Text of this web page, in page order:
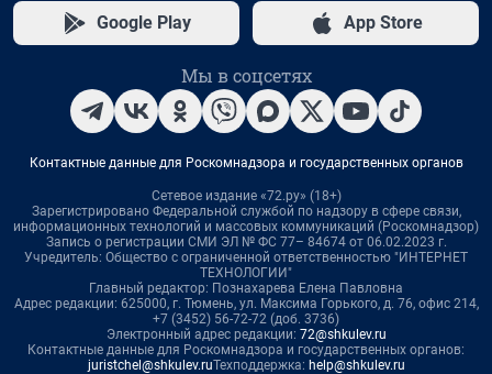
Google Play App Store
Мы в соцсетях
Контактные данные для Роскомнадзора и государственных органов
Сетевое издание «72.ру» (18+)
Зарегистрировано Федеральной службой по надзору в сфере связи,
информационных технологий и массовых коммуникаций (Роскомнадзор)
Запись о регистрации СМИ ЭЛ № ФС 77– 84674 от 06.02.2023 г.
Учредитель: Общество с ограниченной ответственностью "ИНТЕРНЕТ
ТЕХНОЛОГИИ"
Главный редактор: Познахарева Елена Павловна
Адрес редакции: 625000, г. Тюмень, ул. Максима Горького, д. 76, офис 214,
+7 (3452) 56-72-72 (доб. 3736)
Электронный адрес редакции: 72@shkulev.ru
Контактные данные для Роскомнадзора и государственных органов:
juristchel@shkulev.ruТехподдержка: help@shkulev.ru